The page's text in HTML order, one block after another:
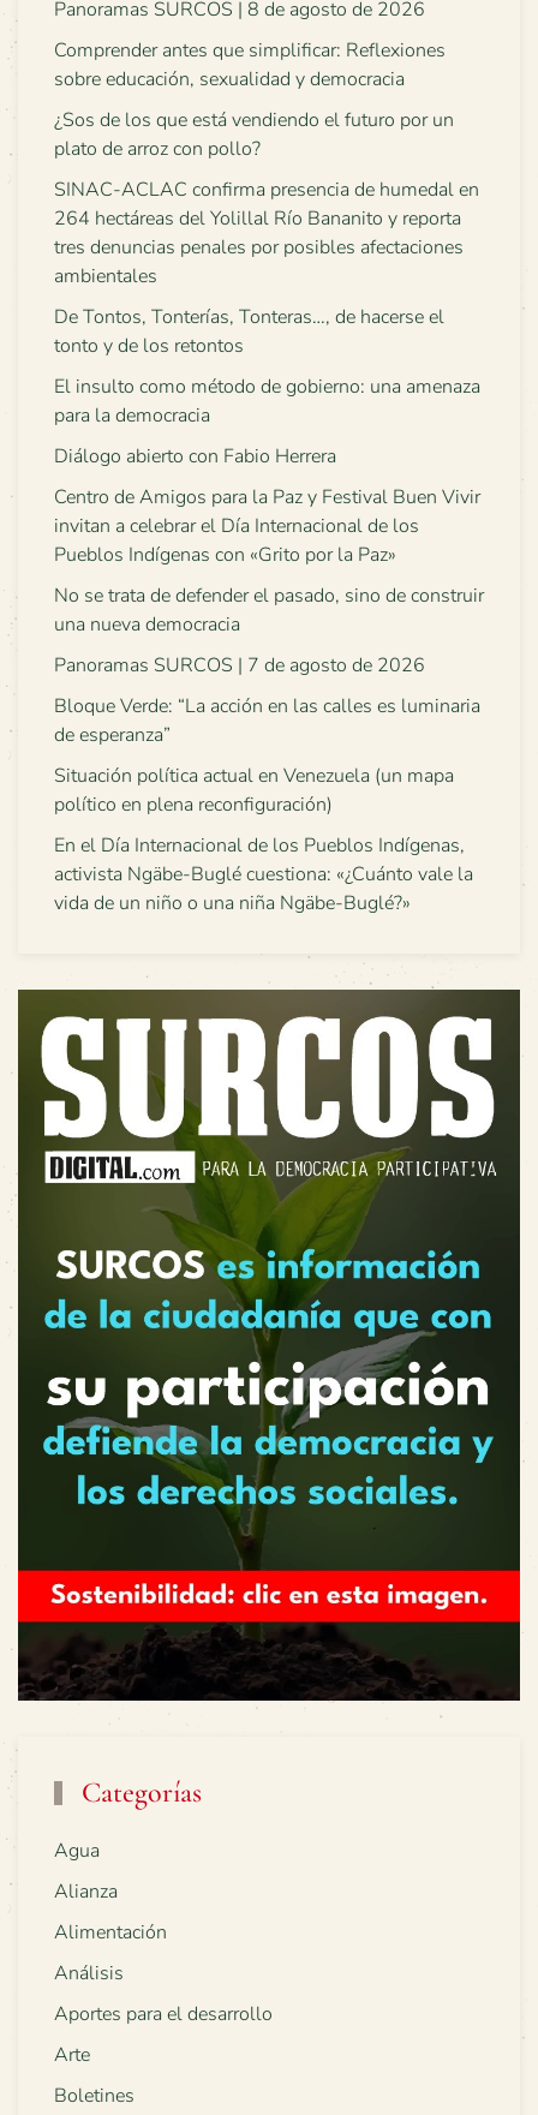
Panoramas SURCOS | 8 de agosto de 2026
Comprender antes que simplificar: Reflexiones
sobre educación, sexualidad y democracia
¿Sos de los que está vendiendo el futuro por un
plato de arroz con pollo?
SINAC-ACLAC confirma presencia de humedal en
264 hectáreas del Yolillal Río Bananito y reporta
tres denuncias penales por posibles afectaciones
ambientales
De Tontos, Tonterías, Tonteras…, de hacerse el
tonto y de los retontos
El insulto como método de gobierno: una amenaza
para la democracia
Diálogo abierto con Fabio Herrera
Centro de Amigos para la Paz y Festival Buen Vivir
invitan a celebrar el Día Internacional de los
Pueblos Indígenas con «Grito por la Paz»
No se trata de defender el pasado, sino de construir
una nueva democracia
Panoramas SURCOS | 7 de agosto de 2026
Bloque Verde: “La acción en las calles es luminaria
de esperanza”
Situación política actual en Venezuela (un mapa
político en plena reconfiguración)
En el Día Internacional de los Pueblos Indígenas,
activista Ngäbe-Buglé cuestiona: «¿Cuánto vale la
vida de un niño o una niña Ngäbe-Buglé?»
Categorías
Agua
Alianza
Alimentación
Análisis
Aportes para el desarrollo
Arte
Boletines